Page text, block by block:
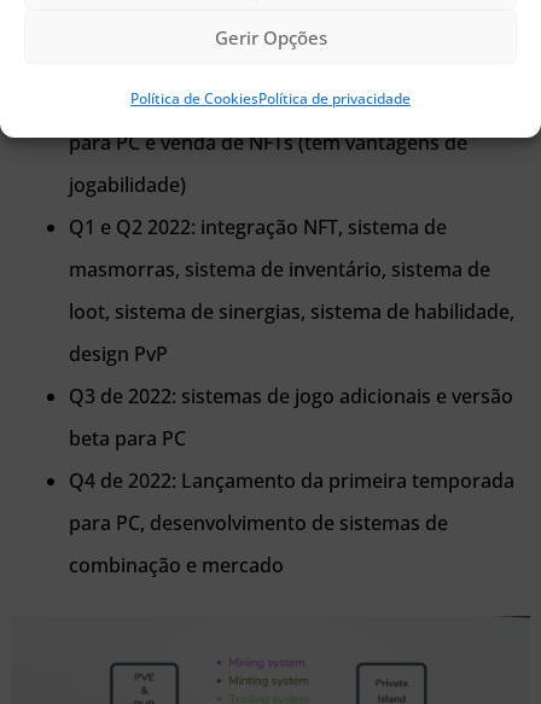
Gerir Opções
Política de CookiesPolítica de privacidade
Quarto trimestre de 2021: lançamento de demo
para PC e venda de NFTs (tem vantagens de
jogabilidade)
Q1 e Q2 2022: integração NFT, sistema de
masmorras, sistema de inventário, sistema de
loot, sistema de sinergias, sistema de habilidade,
design PvP
Q3 de 2022: sistemas de jogo adicionais e versão
beta para PC
Q4 de 2022: Lançamento da primeira temporada
para PC, desenvolvimento de sistemas de
combinação e mercado